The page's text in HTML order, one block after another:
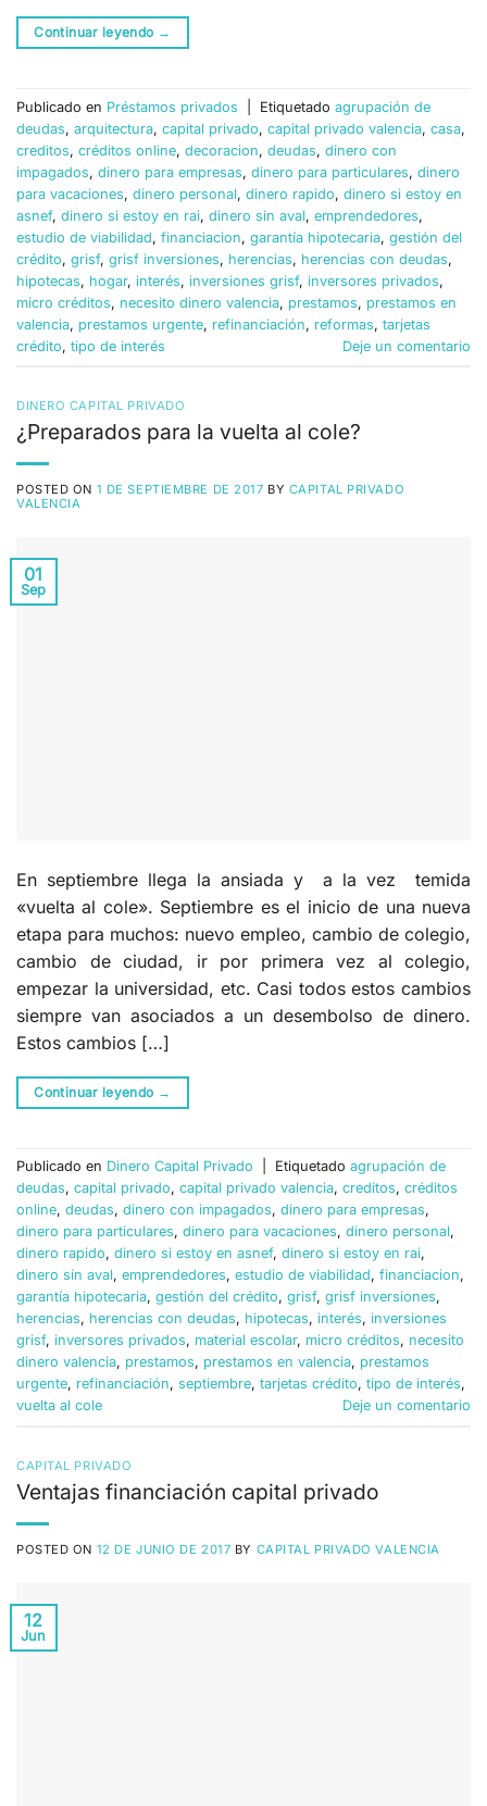
Continuar leyendo →
Publicado en Préstamos privados Etiquetado agrupación de
deudas, arquitectura, capital privado, capital privado valencia, casa,
creditos, créditos online, decoracion, deudas, dinero con
impagados, dinero para empresas, dinero para particulares, dinero
para vacaciones, dinero personal, dinero rapido, dinero si estoy en
asnef, dinero si estoy en rai, dinero sin aval, emprendedores,
estudio de viabilidad, financiacion, garantía hipotecaria, gestión del
crédito, grisf, grisf inversiones, herencias, herencias con deudas,
hipotecas, hogar, interés, inversiones grisf, inversores privados,
micro créditos, necesito dinero valencia, prestamos, prestamos en
valencia, prestamos urgente, refinanciación, reformas, tarjetas
crédito, tipo de interés Deje un comentario
DINERO CAPITAL PRIVADO
¿Preparados para la vuelta al cole?
POSTED ON 1 DE SEPTIEMBRE DE 2017 BY CAPITAL PRIVADO
VALENCIA
01
Sep
En septiembre llega la ansiada y a la vez temida
«vuelta al cole». Septiembre es el inicio de una nueva
etapa para muchos: nuevo empleo, cambio de colegio,
cambio de ciudad, ir por primera vez al colegio,
empezar la universidad, etc. Casi todos estos cambios
siempre van asociados a un desembolso de dinero.
Estos cambios […]
Continuar leyendo →
Publicado en Dinero Capital Privado Etiquetado agrupación de
deudas, capital privado, capital privado valencia, creditos, créditos
online, deudas, dinero con impagados, dinero para empresas,
dinero para particulares, dinero para vacaciones, dinero personal,
dinero rapido, dinero si estoy en asnef, dinero si estoy en rai,
dinero sin aval, emprendedores, estudio de viabilidad, financiacion,
garantía hipotecaria, gestión del crédito, grisf, grisf inversiones,
herencias, herencias con deudas, hipotecas, interés, inversiones
grisf, inversores privados, material escolar, micro créditos, necesito
dinero valencia, prestamos, prestamos en valencia, prestamos
urgente, refinanciación, septiembre, tarjetas crédito, tipo de interés,
vuelta al cole
Deje un comentario
CAPITAL PRIVADO
Ventajas financiación capital privado
POSTED ON 12 DE JUNIO DE 2017 BY CAPITAL PRIVADO VALENCIA
12
Jun